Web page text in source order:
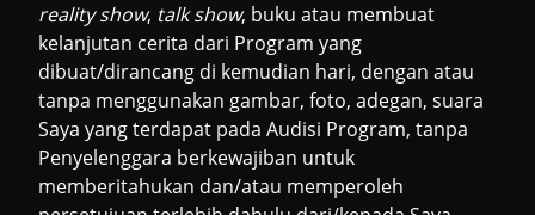
reality show, talk show, buku atau membuat
kelanjutan cerita dari Program yang
dibuat/dirancang di kemudian hari, dengan atau
tanpa menggunakan gambar, foto, adegan, suara
Saya yang terdapat pada Audisi Program, tanpa
Penyelenggara berkewajiban untuk
memberitahukan dan/atau memperoleh